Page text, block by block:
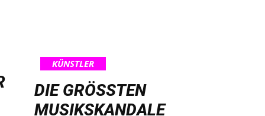
KÜNSTLER
DIE GRÖSSTEN M
USIKSKANDALE A